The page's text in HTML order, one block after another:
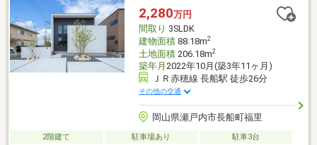
たリノベーションをご検討の方にもおすすめ。現地でしか味わえ
ない開放感を、ぜひ一度ご覧ください（＾＾）／
2,280万円
間取り 3SLDK
建物面積88.18m2
土地面積206.18m2
築年月 2022年10月(築3年11ヶ月)
ＪＲ赤穂線 長船駅 徒歩26分
その他の交通
岡山県瀬戸内市長船町福里
2階建て 駐車場あり
駐車3台